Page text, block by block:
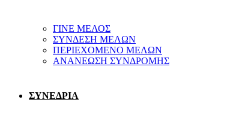
ΓΙΝΕ ΜΕΛΟΣ
ΣΥΝΔΕΣΗ ΜΕΛΩΝ
ΠΕΡΙΕΧΟΜΕΝΟ ΜΕΛΩΝ
ΑΝΑΝΕΩΣΗ ΣΥΝΔΡΟΜΗΣ
ΣΥΝΕΔΡΙΑ